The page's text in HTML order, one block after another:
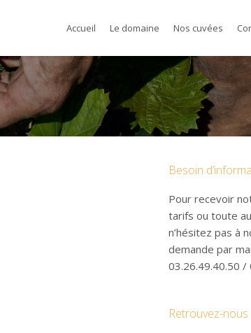
Accueil Le domaine Nos cuvées
Besoin
Pour recevoir
tarifs ou toute
n’hésitez pas à
demande par
03.26.49.40.50 /
Retrouvez-nous